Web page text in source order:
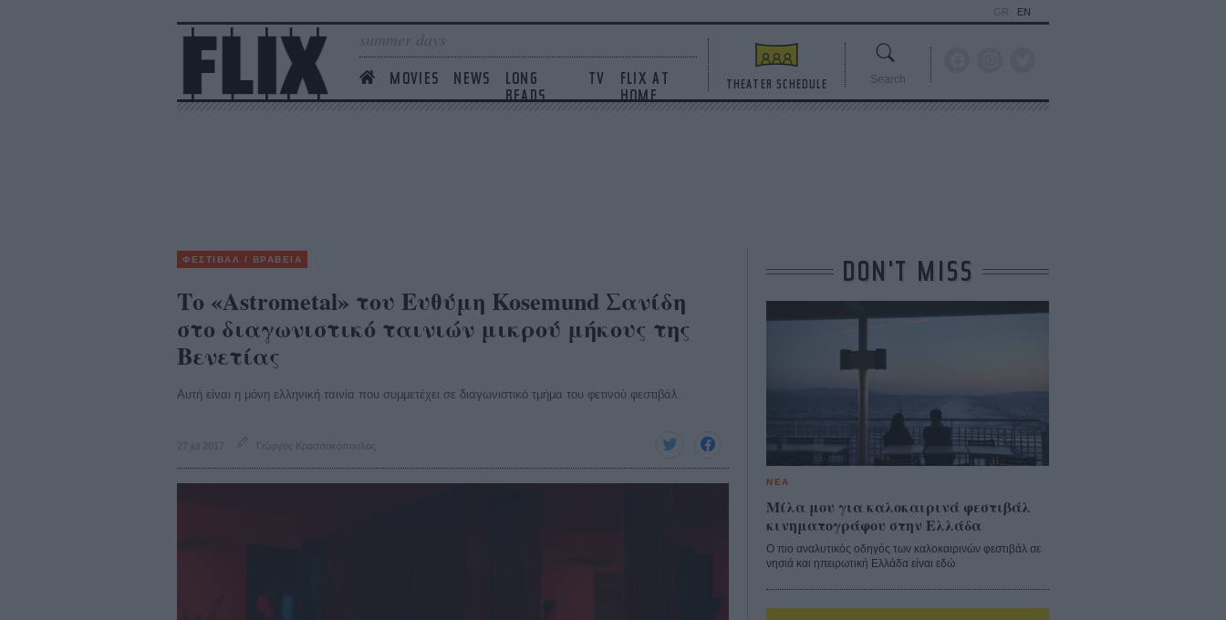
summer days
MOVIES NEWS
LONG
READS
TV
FLIX AT
HOME
GR EN
THEATER SCHEDULE Search
ΦΕΣΤΙΒΑΛ / ΒΡΑΒΕΙΑ
Το «Astrometal» του Ευθύμη Kosemund Σανίδη
στο διαγωνιστικό ταινιών μικρού μήκους της
Βενετίας
Αυτή είναι η μόνη ελληνική ταινία που συμμετέχει σε διαγωνιστικό τμήμα του φετινού φεστιβάλ.
Γιώργος Κρασσακόπουλος
DON'T MISS
ΝΕΑ
Μίλα μου για καλοκαιρινά φεστιβάλ
κινηματογράφου στην Ελλάδα
Ο πιο αναλυτικός οδηγός των καλοκαιρινών φεστιβάλ σε
νησιά και ηπειρωτική Ελλάδα είναι εδώ